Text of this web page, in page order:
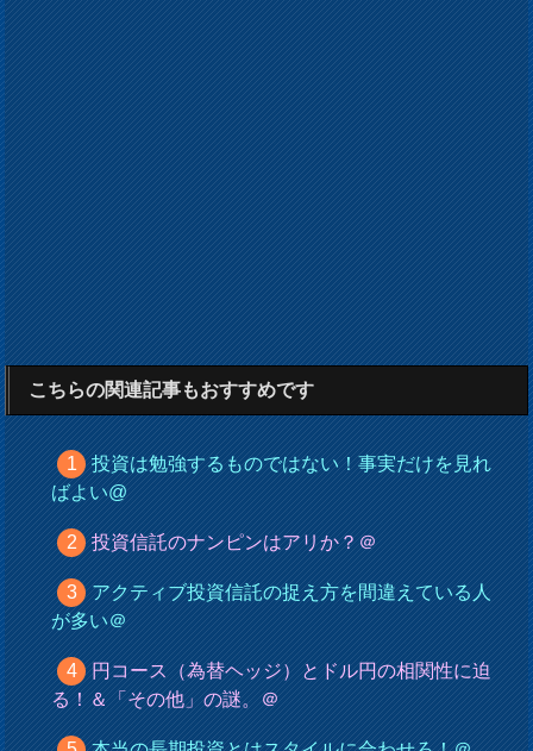
こちらの関連記事もおすすめです
投資は勉強するものではない！事実だけを見れ
ばよい@
投資信託のナンピンはアリか？＠
アクティブ投資信託の捉え方を間違えている人
が多い＠
円コース（為替ヘッジ）とドル円の相関性に迫
る！＆「その他」の謎。＠